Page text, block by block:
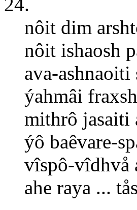
nôit dim
nôit ishaosh
ava-ashnaoiti
ýahmâi
mithrô jasaiti
ýô baêvare-
vîspô-vîdhvå
ahe raya ...